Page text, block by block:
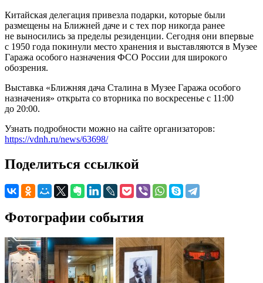
Китайская делегация привезла подарки, которые были
размещены на Ближней даче и с тех пор никогда ранее
не выносились за пределы резиденции. Сегодня они впервые
с 1950 года покинули место хранения и выставляются в Музее
Гаража особого назначения ФСО России для широкого
обозрения.
Выставка «Ближняя дача Сталина в Музее Гаража особого
назначения» открыта со вторника по воскресенье с 11:00
до 20:00.
Узнать подробности можно на сайте организаторов:
https://vdnh.ru/news/63698/
Поделиться ссылкой
Фотографии события